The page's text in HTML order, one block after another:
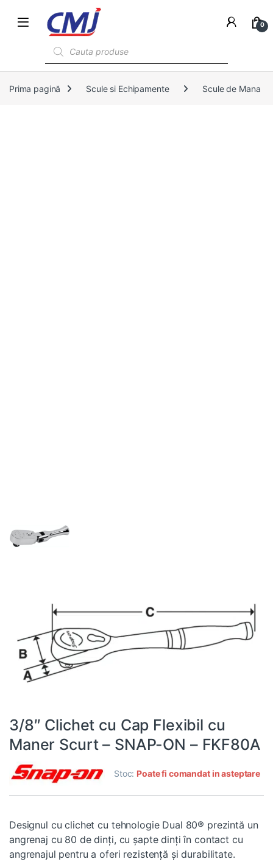
0
Prima pagină Scule si Echipamente Scule de Mana
3/8″ Clichet cu Cap Flexibil cu
Maner Scurt – SNAP-ON – FKF80A
Stoc: Poate fi comandat in asteptare
Designul cu clichet cu tehnologie Dual 80® prezintă un
angrenaj cu 80 de dinți, cu șapte dinți în contact cu
angrenajul pentru a oferi rezistență și durabilitate.